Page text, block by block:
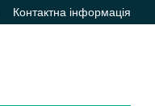
Контактна інформація